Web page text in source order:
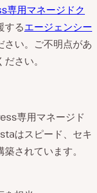
専用マネージドク
するエージェンシー
さい。ご不明点があ
ださい。
専用マネージド
はスピード、セキ
されています。